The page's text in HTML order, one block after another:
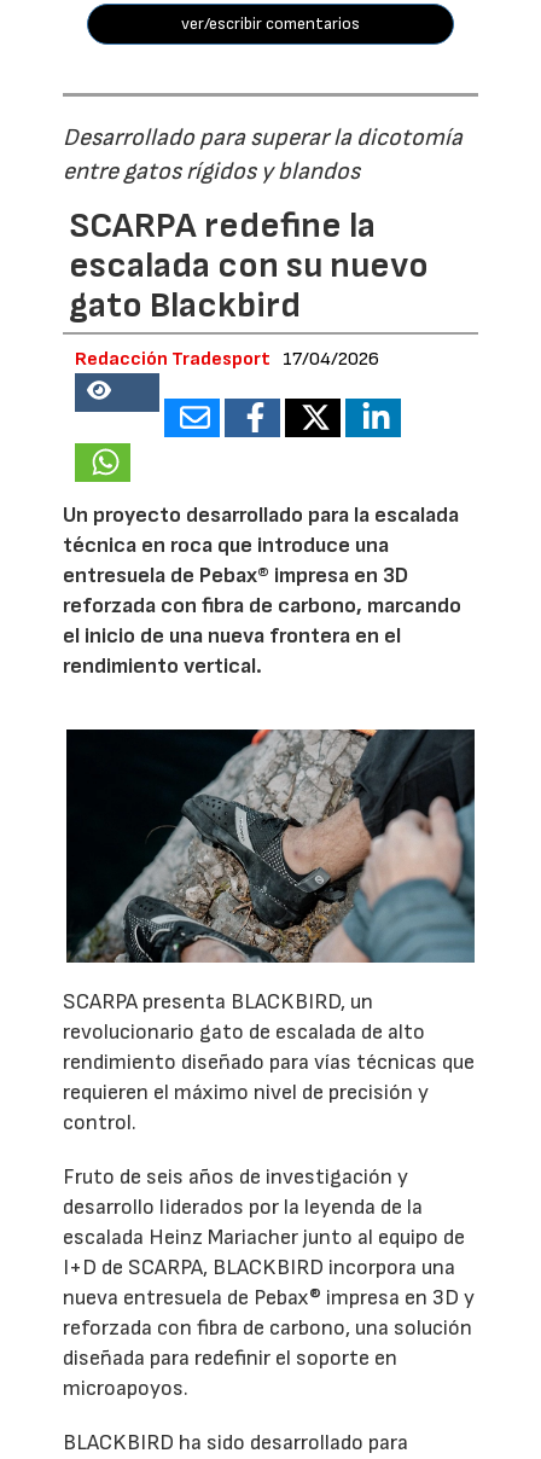
ver/escribir comentarios
Desarrollado para superar la dicotomía
entre gatos rígidos y blandos
SCARPA redefine la
escalada con su nuevo
gato Blackbird
Redacción Tradesport 17/04/2026
18517
Un proyecto desarrollado para la escalada
técnica en roca que introduce una
entresuela de Pebax® impresa en 3D
reforzada con fibra de carbono, marcando
el inicio de una nueva frontera en el
rendimiento vertical.
SCARPA presenta BLACKBIRD, un
revolucionario gato de escalada de alto
rendimiento diseñado para vías técnicas que
requieren el máximo nivel de precisión y
control.
Fruto de seis años de investigación y
desarrollo liderados por la leyenda de la
escalada Heinz Mariacher junto al equipo de
I+D de SCARPA, BLACKBIRD incorpora una
nueva entresuela de Pebax® impresa en 3D y
reforzada con fibra de carbono, una solución
diseñada para redefinir el soporte en
microapoyos.
BLACKBIRD ha sido desarrollado para